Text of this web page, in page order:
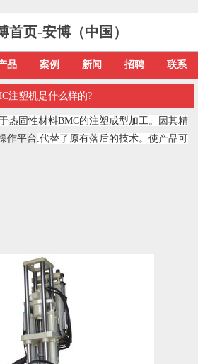
首页-安博（中国）
品 案例 新闻 招聘 联系
注塑机是什么样的?
热固性材料BMC的注塑成型加工。因其精
作平台.代替了原有落后的技术。使产品可